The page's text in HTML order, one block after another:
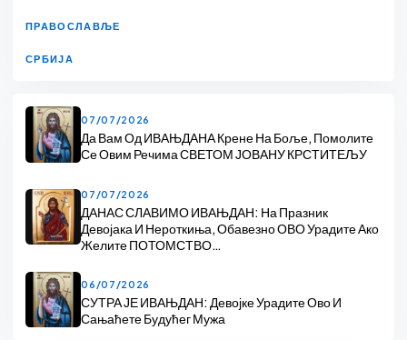
ПРАВОСЛАВЉЕ
СРБИЈА
07/07/2026
Да Вам Од ИВАЊДАНА Крене На Боље, Помолите
Се Овим Речима СВЕТОМ ЈОВАНУ КРСТИТЕЉУ
07/07/2026
ДАНАС СЛАВИМО ИВАЊДАН: На Празник
Девојака И Нероткиња, Обавезно ОВО Урадите Ако
Желите ПОТОМСТВО…
06/07/2026
СУТРА ЈЕ ИВАЊДАН: Девојке Урадите Ово И
Сањаћете Будућег Мужа